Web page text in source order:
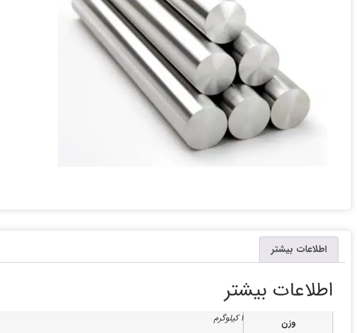
اطلاعات بیشتر
اطلاعات بیشتر
وزن
1 کیلوگرم